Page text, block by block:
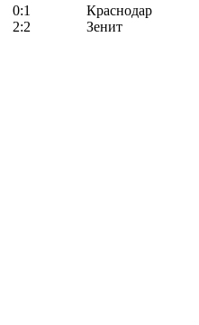
0:1
Краснодар
2:2
Зенит